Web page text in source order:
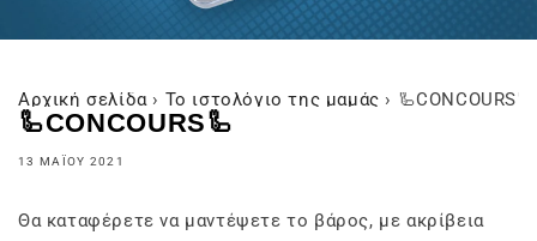
Αρχική σελίδα › Το ιστολόγιο της μαμάς › 🦾CONCOURS🦾
🦾CONCOURS🦾
13 ΜΑΪ́ΟΥ 2021
Θα καταφέρετε να μαντέψετε το βάρος, με ακρίβεια